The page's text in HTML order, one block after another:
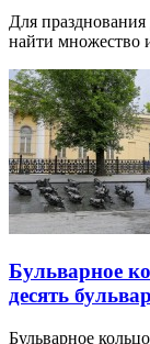
Для
найти множество
Бульварное
десять
Бульварное